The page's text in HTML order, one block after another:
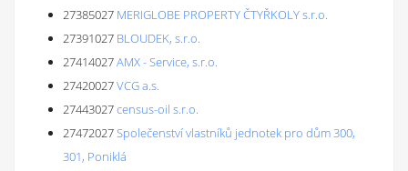
27385027 MERIGLOBE PROPERTY ČTYŘKOLY s.r.o.
27391027 BLOUDEK, s.r.o.
27414027AMX - Service, s.r.o.
27420027VCG a.s.
27443027census-oil s.r.o.
27472027Společenství vlastníků jednotek pro dům 300,
301, Poniklá